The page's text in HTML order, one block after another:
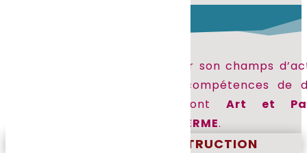
SOPICONCEPT a su élargir son champs
en s’appuyant sur les compétences de
autres entités que sont Art et
SOPITHERME.
ART ET PAVÉS CONSTRUCTION